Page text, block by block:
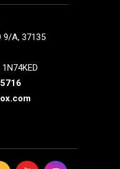
9/A, 37135